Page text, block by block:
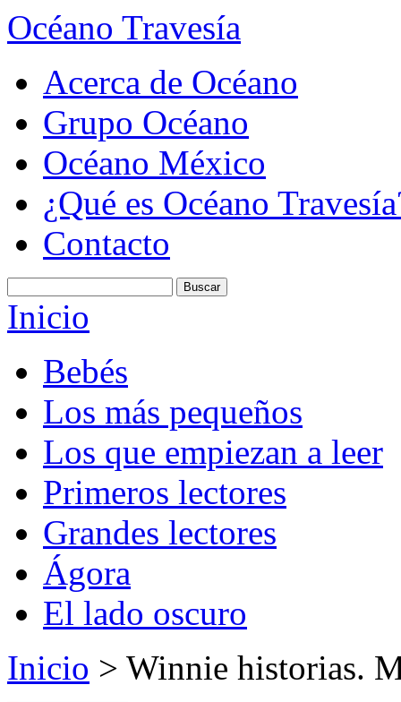
Océano Travesía
Acerca de Océano
Grupo Océano
Océano México
¿Qué es Océano
Contacto
Inicio
Bebés
Los más pequeños
Los que empiezan a leer
Primeros lectores
Grandes lectores
Ágora
El lado oscuro
Inicio > Winnie historias.